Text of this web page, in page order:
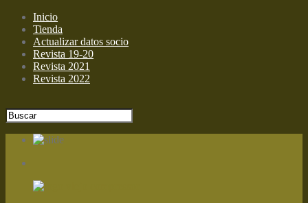
Inicio
Tienda
Actualizar datos socio
Revista 19-20
Revista 2021
Revista 2022